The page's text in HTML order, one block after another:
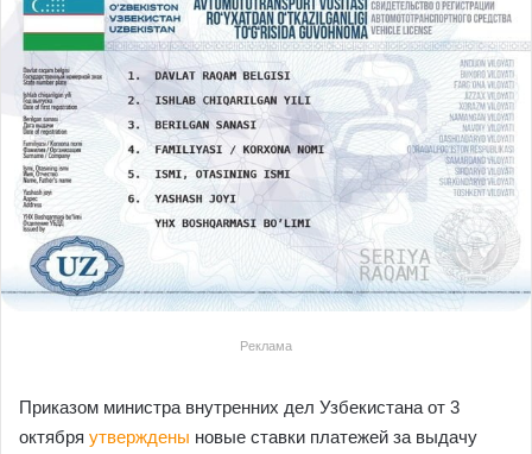
Реклама
Приказом министра внутренних дел Узбекистана от 3
октября утверждены новые ставки платежей за выдачу